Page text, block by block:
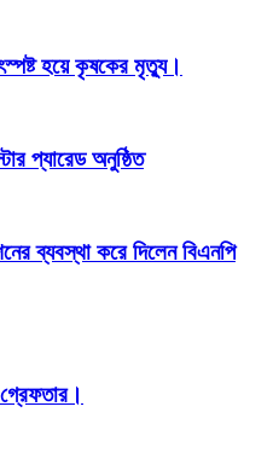
হয়ে কৃষকের মৃত্যু।
প্যারেড অনুষ্ঠিত
ব্যবস্থা করে দিলেন বিএনপি